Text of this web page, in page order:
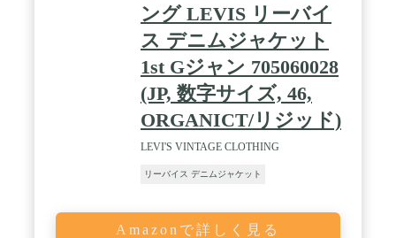
ング LEVIS リーバイ
ス デニムジャケット
1st Gジャン 705060028
(JP, 数字サイズ, 46,
ORGANICT/リジッド)
LEVI'S VINTAGE CLOTHING
リーバイス デニムジャケット
Amazonで詳しく見る